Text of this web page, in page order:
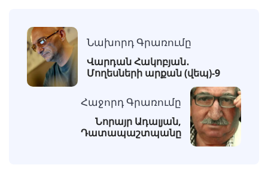
Նախորդ Գրառումը
Վարդան Հակոբյան․
Մողեսների արքան (վեպ)-9
Հաջորդ Գրառումը
Նորայր Ադալյան,
Դատապաշտպանը